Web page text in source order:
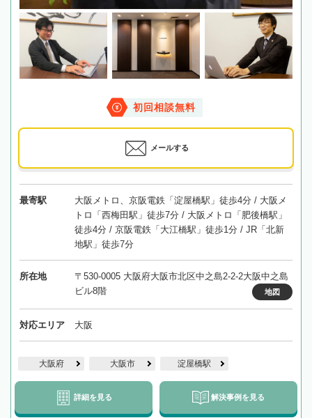
初回相談無料
メールする
最寄駅
大阪メトロ、京阪電鉄「淀屋橋駅」徒歩4分 / 大阪メ
トロ「西梅田駅」徒歩7分 / 大阪メトロ「肥後橋駅」
徒歩4分 / 京阪電鉄「大江橋駅」徒歩1分 / JR「北新
地駅」徒歩7分
所在地
〒530-0005 大阪府大阪市北区中之島2-2-2大阪中之島
ビル8階
地図
対応エリア 大阪
大阪府 大阪市 淀屋橋駅
詳細を見る 解決事例を見る